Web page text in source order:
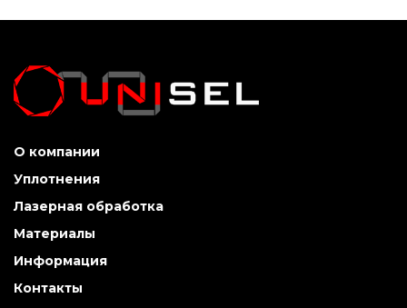
О компании
Уплотнения
Лазерная обработка
Материалы
Информация
Контакты